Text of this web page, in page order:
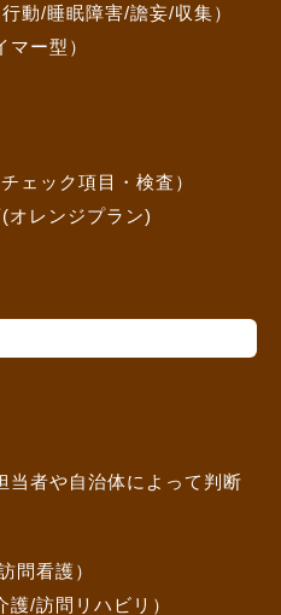
動/睡眠障害/譫妄/収集）
ー型）
ェック項目・検査）
オレンジプラン)
当者や自治体によって判断
問看護）
/訪問リハビリ）